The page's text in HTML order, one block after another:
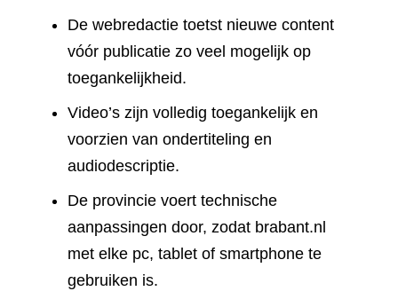
De webredactie toetst nieuwe content
vóór publicatie zo veel mogelijk op
toegankelijkheid.
Video’s zijn volledig toegankelijk en
voorzien van ondertiteling en
audiodescriptie.
De provincie voert technische
aanpassingen door, zodat brabant.nl
met elke pc, tablet of smartphone te
gebruiken is.